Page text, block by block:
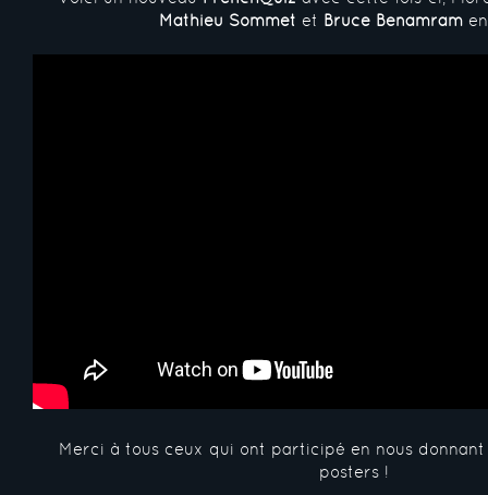
Mathieu Sommet et Bruce Benamram
Merci à tous ceux qui ont participé en nous
posters !